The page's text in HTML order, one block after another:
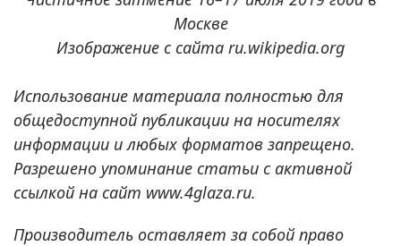
Москве
Изображение с сайта ru.wikipedia.org
Использование материала полностью для
общедоступной публикации на носителях
информации и любых форматов запрещено.
Разрешено упоминание статьи с активной
ссылкой на сайт www.4glaza.ru.
Производитель оставляет за собой право